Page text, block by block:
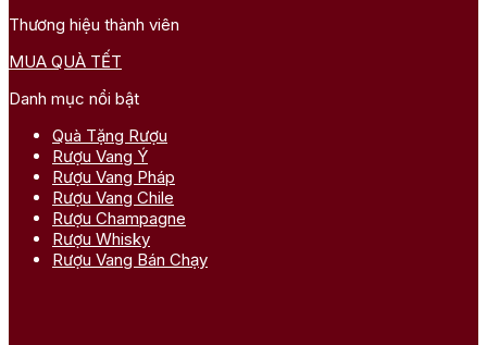
Thương hiệu thành viên
MUA QUÀ TẾT
Danh mục nổi bật
Quà Tặng Rượu
Rượu Vang Ý
Rượu Vang Pháp
Rượu Vang Chile
Rượu Champagne
Rượu Whisky
Rượu Vang Bán Chạy